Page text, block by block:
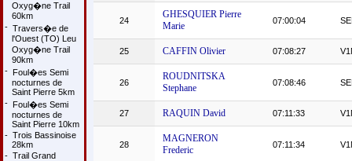
Oxyg�ne Trail
60km
- Travers�e de
l'Ouest (TO) Leu
Oxyg�ne Trail
90km
- Foul�es Semi
nocturnes de
Saint Pierre 5km
- Foul�es Semi
nocturnes de
Saint Pierre 10km
- Trois Bassinoise
28km
- Trail Grand
24
GHESQUIER Pierre
Marie
07:00:04
25 CAFFIN Olivier 07:08:27
26
ROUDNITSKA
Stephane
07:08:46
27 RAQUIN David 07:11:33
28
MAGNERON
Frederic
07:11:34